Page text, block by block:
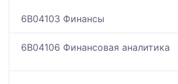
6B04103 Финансы
6B04106 Финансовая аналитика